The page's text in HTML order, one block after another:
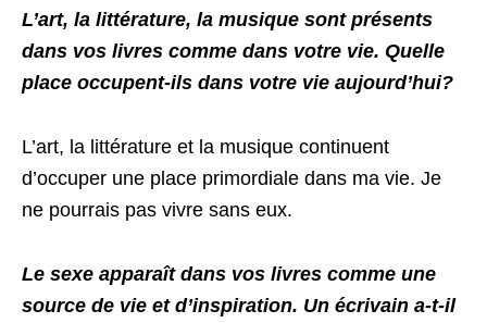
L’art, la littérature, la musique sont présents
dans vos livres comme dans votre vie. Quelle
place occupent-ils dans votre vie aujourd’hui?
L’art, la littérature et la musique continuent
d’occuper une place primordiale dans ma vie. Je
ne pourrais pas vivre sans eux.
Le sexe apparaît dans vos livres comme une
source de vie et d’inspiration. Un écrivain a-t-il